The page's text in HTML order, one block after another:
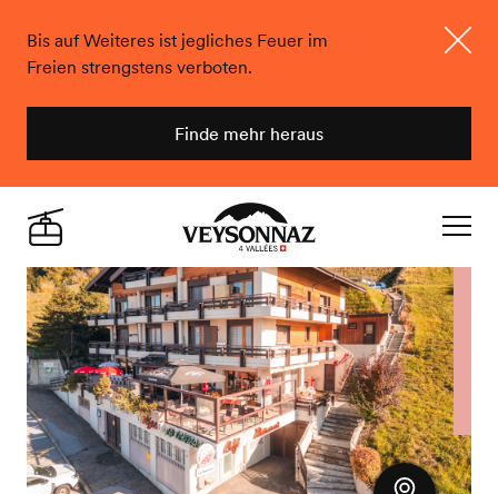
Bis auf Weiteres ist jegliches Feuer im
Freien strengstens verboten.
Finde mehr heraus
Veysonnaz
Live